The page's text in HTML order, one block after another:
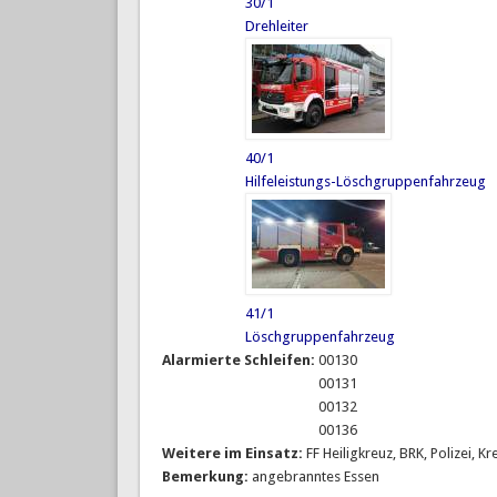
Drehleiter
40/1
Hilfeleistungs-Löschgruppenfahrzeug
41/1
Löschgruppenfahrzeug
Alarmierte Schleifen: 00130
00131
00132
00136
Weitere im Einsatz: FF Heiligkreuz, BRK, Polizei,
Bemerkung: angebranntes Essen